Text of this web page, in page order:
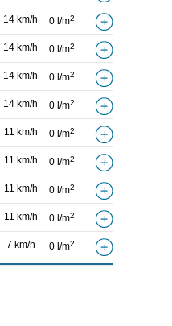
14 km/h 0 l/m2
14 km/h 0 l/m2
14 km/h 0 l/m2
14 km/h 0 l/m2
11 km/h 0 l/m2
11 km/h 0 l/m2
11 km/h 0 l/m2
11 km/h 0 l/m2
7 km/h 0 l/m2